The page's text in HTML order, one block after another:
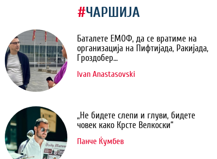
#ЧАРШИЈА
Баталете ЕМОФ, да се вратиме на
организација на Пифтијада, Ракијада,
Гроздобер...
Ivan Anastasovski
„Не бидете слепи и глуви, бидете
човек како Крсте Велкоски“
Панче Ќумбев